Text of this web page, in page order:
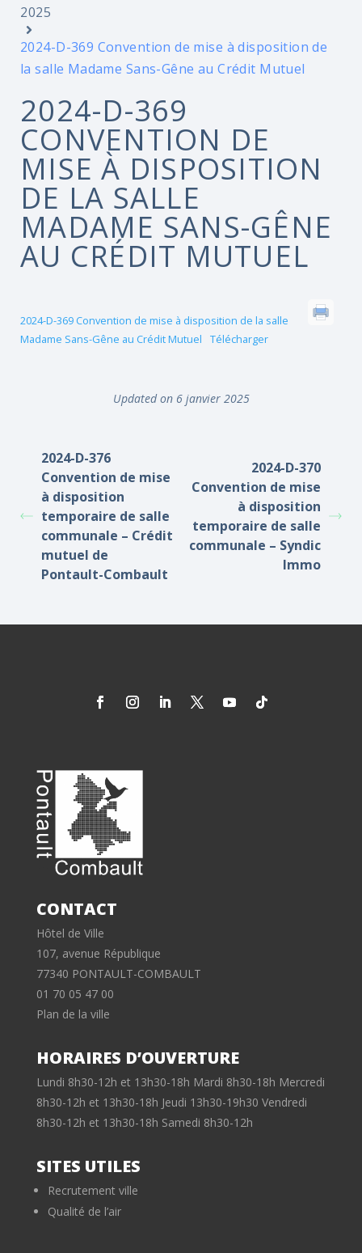
2025
2024-D-369 Convention de mise à disposition de
la salle Madame Sans-Gêne au Crédit Mutuel
2024-D-369
CONVENTION DE
MISE À DISPOSITION
DE LA SALLE
MADAME SANS-GÊNE
AU CRÉDIT MUTUEL
2024-D-369 Convention de mise à disposition de la salle
Madame Sans-Gêne au Crédit Mutuel
Télécharger
Updated on 6 janvier 2025
2024-D-376
Convention de mise
à disposition
temporaire de salle
communale – Crédit
mutuel de
Pontault-Combault
2024-D-370
Convention de mise
à disposition
temporaire de salle
communale – Syndic
Immo
CONTACT
Hôtel de Ville
107, avenue République
77340 PONTAULT-COMBAULT
01 70 05 47 00
Plan de la ville
HORAIRES D’OUVERTURE
Lundi 8h30-12h et 13h30-18h Mardi 8h30-18h Mercredi
8h30-12h et 13h30-18h Jeudi 13h30-19h30 Vendredi
8h30-12h et 13h30-18h Samedi 8h30-12h
SITES UTILES
Recrutement ville
Qualité de l’air